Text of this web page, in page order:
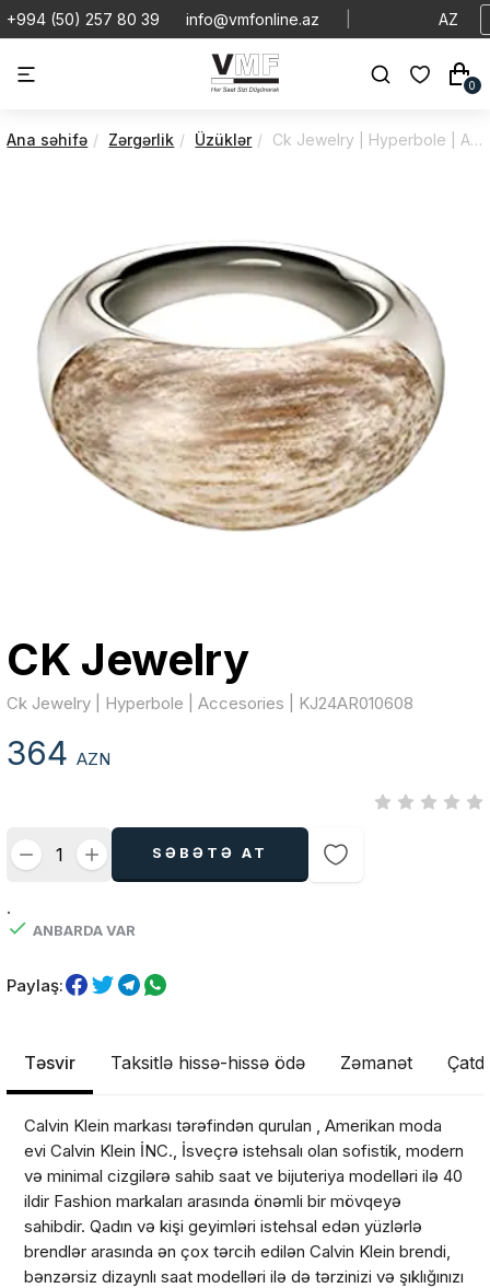
+994 (50) 257 80 39 info@vmfonline.az AZ
0
Ana səhifə Zərgərlik Üzüklər Ck Jewelry | Hyperbole | Accesories | KJ24AR010608
CK Jewelry
Ck Jewelry | Hyperbole | Accesories | KJ24AR010608
364AZN
SƏBƏTƏ AT
.
ANBARDA VAR
Paylaş:
Təsvir Taksitlə hissə-hissə ödə Zəmanət
Calvin Klein markası tərəfindən qurulan , Amerikan moda
evi Calvin Klein İNC., İsveçrə istehsalı olan sofistik, modern
və minimal cizgilərə sahib saat ve bijuteriya modelləri ilə 40
ildir Fashion markaları arasında önəmli bir mövqeyə
sahibdir. Qadın və kişi geyimləri istehsal edən yüzlərlə
brendlər arasında ən çox tərcih edilən Calvin Klein brendi,
bənzərsiz dizaynlı saat modelləri ilə də tərzinizi və şıklığınızı